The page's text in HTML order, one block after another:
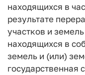
находящихся в
результате
участков и
находящихся в
земель и (или)
государственная